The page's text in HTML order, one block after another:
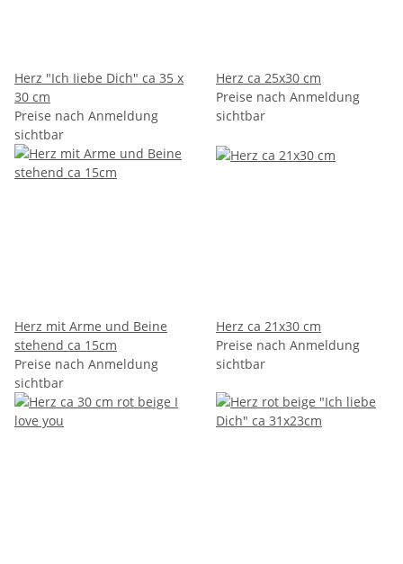
Herz "Ich Iiebe Dich" ca 35 x
30 cm
Preise nach Anmeldung
sichtbar
Herz ca 25x30 cm
Preise nach Anmeldung
sichtbar
Herz mit Arme und Beine
stehend ca 15cm
Preise nach Anmeldung
sichtbar
Herz ca 21x30 cm
Preise nach Anmeldung
sichtbar